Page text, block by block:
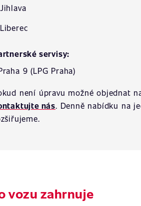
Jihlava
Liberec
servisy:
9 (LPG Praha)
není úpravu možné objednat
nás. Denně nabídku na
vozu zahrnuje